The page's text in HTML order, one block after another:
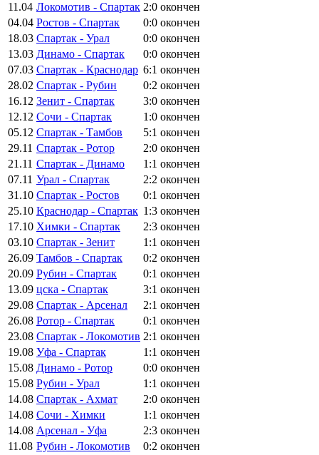
11.04 Локомотив - Спартак 2:0 окончен
04.04 Ростов - Спартак 0:0 окончен
18.03 Спартак - Урал 0:0 окончен
13.03 Динамо - Спартак 0:0 окончен
07.03 Спартак - Краснодар 6:1 окончен
28.02 Спартак - Рубин 0:2 окончен
16.12 Зенит - Спартак 3:0 окончен
12.12 Сочи - Спартак 1:0 окончен
05.12 Спартак - Тамбов 5:1 окончен
29.11 Спартак - Ротор 2:0 окончен
21.11 Спартак - Динамо 1:1 окончен
07.11 Урал - Спартак 2:2 окончен
31.10 Спартак - Ростов 0:1 окончен
25.10 Краснодар - Спартак 1:3 окончен
17.10 Химки - Спартак 2:3 окончен
03.10 Спартак - Зенит 1:1 окончен
26.09 Тамбов - Спартак 0:2 окончен
20.09 Рубин - Спартак 0:1 окончен
13.09 цска - Спартак 3:1 окончен
29.08 Спартак - Арсенал 2:1 окончен
26.08 Ротор - Спартак 0:1 окончен
23.08 Спартак - Локомотив 2:1 окончен
19.08 Уфа - Спартак 1:1 окончен
15.08 Динамо - Ротор 0:0 окончен
15.08 Рубин - Урал 1:1 окончен
14.08 Спартак - Ахмат 2:0 окончен
14.08 Сочи - Химки 1:1 окончен
14.08 Арсенал - Уфа 2:3 окончен
11.08 Рубин - Локомотив 0:2 окончен